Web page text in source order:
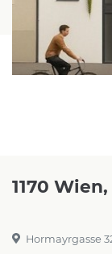
1170
Hormayrgasse